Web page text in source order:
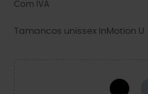
Com IVA
Tamancos unissex InMotion U
BLACK